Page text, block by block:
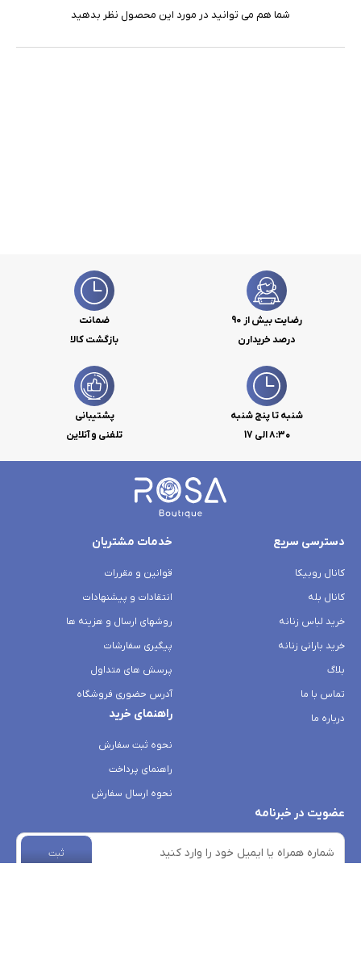
شما هم می توانید در مورد این محصول نظر بدهید
رضایت بیش از 90
درصد خریدارن
ضمانت
بازگشت کالا
شنبه تا پنج شنبه
۸:۳۰ الی 17
پشتیبانی
تلفنی و آنلاین
دسترسی سریع
کانال روبیکا
کانال بله
خرید لباس زنانه
خرید بارانی زنانه
بلاگ
تماس با ما
درباره ما
خدمات مشتریان
قوانین و مقررات
انتقادات و پیشنهادات
روشهای ارسال و هزینه ها
پیگیری سفارشات
پرسش های متداول
آدرس حضوری فروشگاه
راهنمای خرید
نحوه ثبت سفارش
راهنمای پرداخت
نحوه ارسال سفارش
عضویت در خبرنامه
ثبت